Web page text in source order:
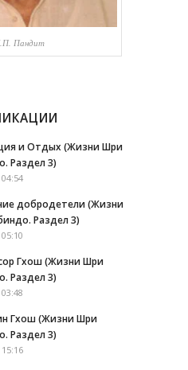
Пандит
и Отдых (Жизни Шри
Раздел 3)
добродетели (Жизни
Раздел 3)
Гхош (Жизни Шри
Раздел 3)
Гхош (Жизни Шри
Раздел 3)